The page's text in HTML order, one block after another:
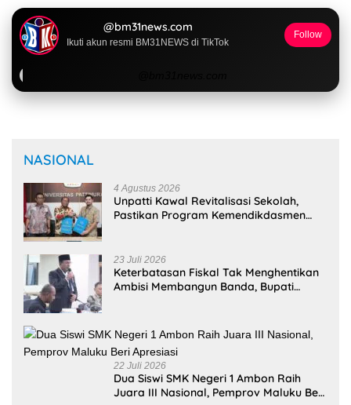
Di Tengah Efisiensi Anggaran, Maluku
Justru Dapat Prioritas Irigasi Nasional
Selengkapnya